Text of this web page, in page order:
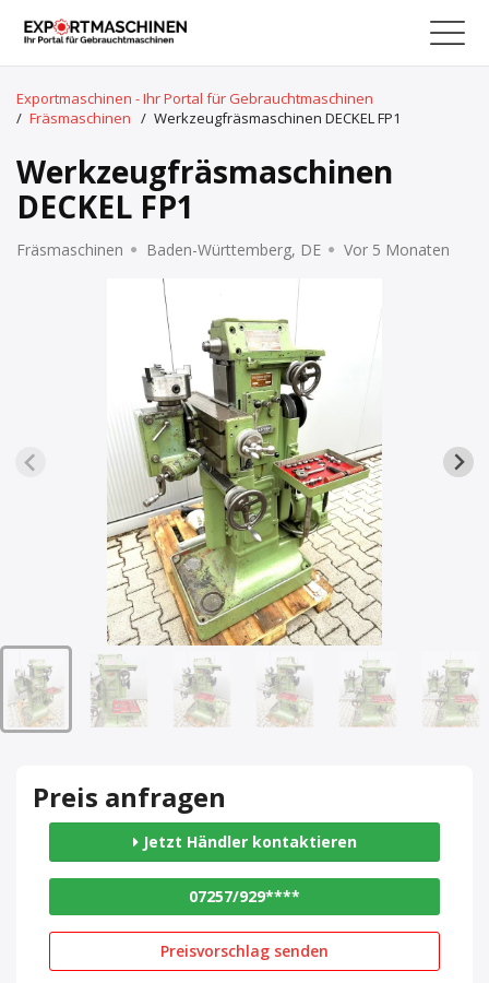
Exportmaschinen - Ihr Portal für Gebrauchtmaschinen
/ Fräsmaschinen / Werkzeugfräsmaschinen DECKEL FP1
Werkzeugfräsmaschinen
DECKEL FP1
Fräsmaschinen Baden-Württemberg, DE Vor 5 Monaten
Preis anfragen
Jetzt Händler kontaktieren
07257/929****
Preisvorschlag senden